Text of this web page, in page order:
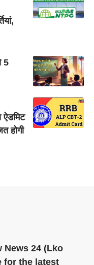
5
होगी
News 24 (Lko
for the latest